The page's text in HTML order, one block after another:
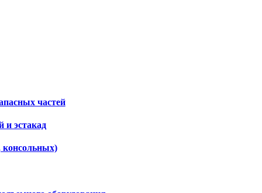
частей
и эстакад
консольных)